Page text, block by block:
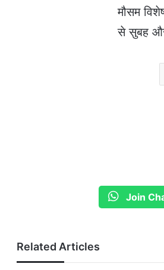
मौसम
से सुबह और
Join
Related Articles